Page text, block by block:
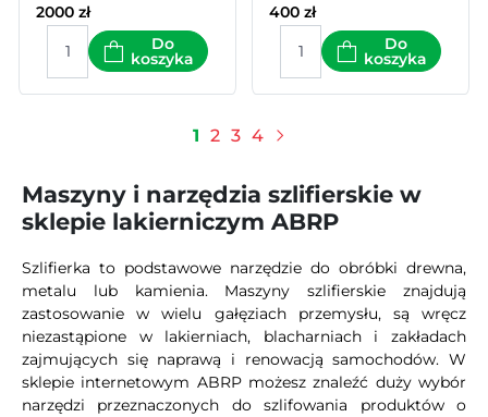
2000 zł
Do
koszyka
400 zł
Do
koszyka
1 2 3 4
Maszyny i narzędzia szlifierskie w
sklepie lakierniczym ABRP
Szlifierka to podstawowe narzędzie do obróbki drewna,
metalu lub kamienia. Maszyny szlifierskie znajdują
zastosowanie w wielu gałęziach przemysłu, są wręcz
niezastąpione w lakierniach, blacharniach i zakładach
zajmujących się naprawą i renowacją samochodów. W
sklepie internetowym ABRP możesz znaleźć duży wybór
narzędzi przeznaczonych do szlifowania produktów o